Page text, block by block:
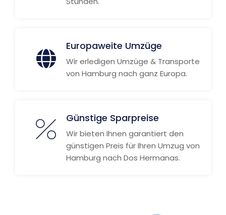
Europaweite Umzüge
Wir erledigen Umzüge & Transporte
von Hamburg nach ganz Europa.
Günstige Sparpreise
Wir bieten Ihnen garantiert den
günstigen Preis für Ihren Umzug von
Hamburg nach Dos Hermanas.